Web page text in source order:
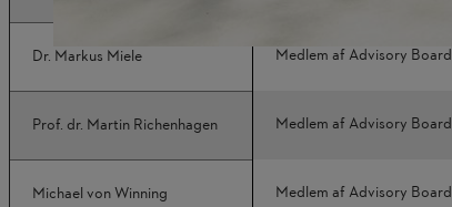
Dr. Markus Miele Medlem af Advisory Board
Prof. dr. Martin Richenhagen Medlem af Advisory Board
Michael von Winning Medlem af Advisory Board